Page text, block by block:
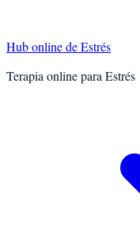
Hub online deEstrés
Terapia online para Estrés